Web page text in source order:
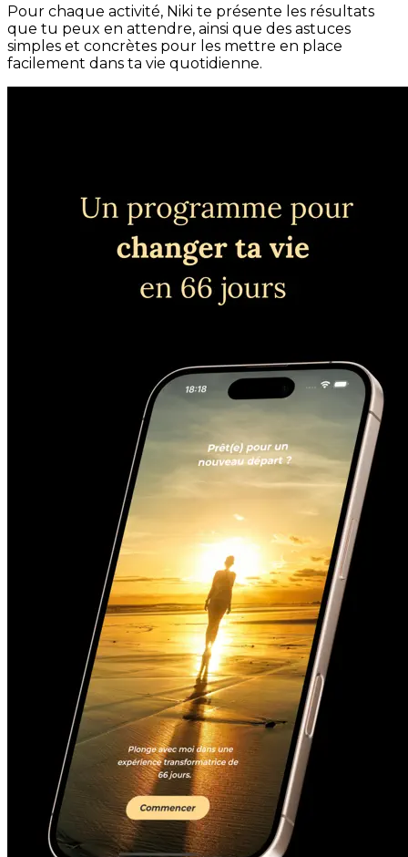
Pour chaque activité, Niki te présente les résultats
que tu peux en attendre, ainsi que des astuces
simples et concrètes pour les mettre en place
facilement dans ta vie quotidienne.